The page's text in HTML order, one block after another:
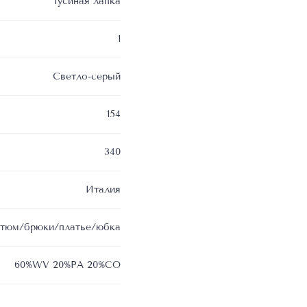
1
Светло-серый
154
340
Италия
брюки/платье/юбка
60%WV 20%PA 20%CO